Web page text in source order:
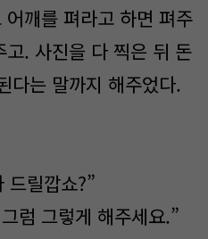
깨를 펴라고 하면 펴주
. 사진을 다 찍은 뒤 돈
다는 말까지 해주었다.
드릴깝쇼?”
럼 그렇게 해주세요.”